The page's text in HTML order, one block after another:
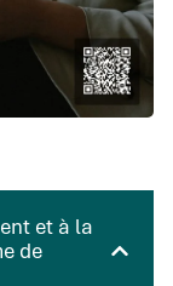
et à la
de